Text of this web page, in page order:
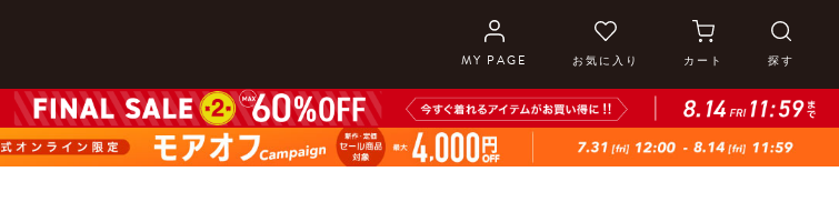
MY PAGE お気に入り カート 探す